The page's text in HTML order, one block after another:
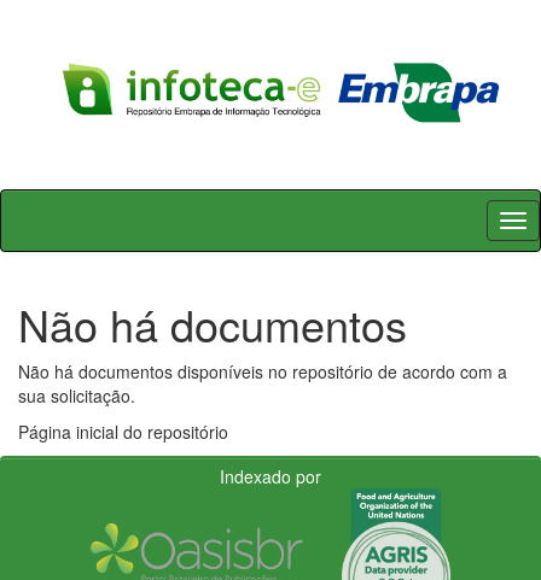
Skip
Não há documentos
Não há documentos disponíveis no repositório de acordo com a
sua solicitação.
Página inicial do repositório
Indexado por